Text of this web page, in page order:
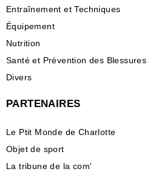
Entraînement et Techniques
Équipement
Nutrition
Santé et Prévention des Blessures
Divers
PARTENAIRES
Le Ptit Monde de Charlotte
Objet de sport
La tribune de la com'